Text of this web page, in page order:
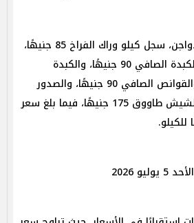
وبالنسبة لمشتقات الدواجن، سجل كيلو وراك الفراخ 85 جنيهًا،
والبانيه 190 جنيهًا، والكبدة الصافي 90 جنيهًا، والكبدة
والقوانص 85 جنيهًا، والقوانص الصافي 90 جنيهًا، والصدور
بالعظم 135 جنيهًا، والشيش طاووق 175 جنيهًا، فيما بلغ سعر
2026